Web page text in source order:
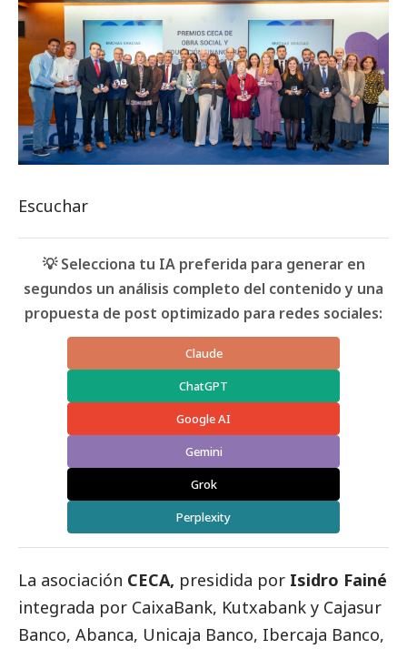
Escuchar
💡 Selecciona tu IA preferida para generar en
segundos un análisis completo del contenido y una
propuesta de post optimizado para redes sociales:
Claude
ChatGPT
Google AI
Gemini
Grok
Perplexity
La asociación CECA, presidida por Isidro Fainé
integrada por CaixaBank, Kutxabank y Cajasur
Banco, Abanca, Unicaja Banco, Ibercaja Banco,